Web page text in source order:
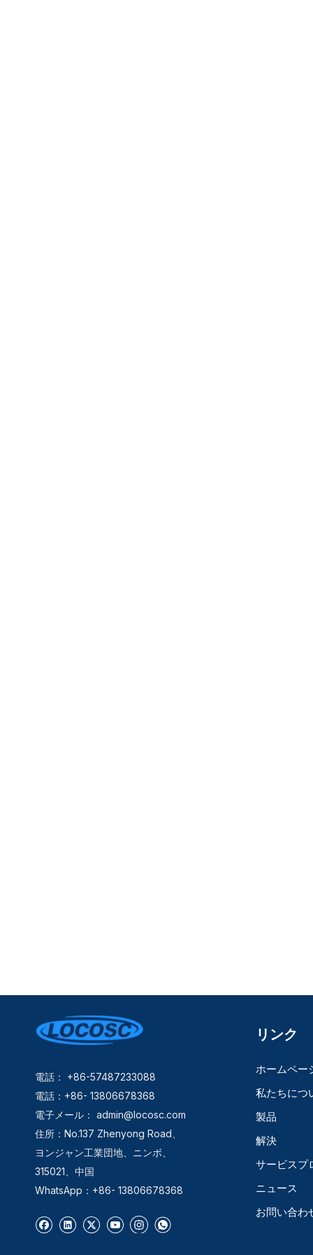
電話： +86-57487233088
電話：+86- 13806678368
電子メール： admin@locosc.com
住所：No.137 Zhenyong Road、
ヨンジャン工業団地、ニンボ、
315021、中国
WhatsApp：+86- 13806678368
リンク
ホームペー
私たちにつ
製品
解決
サービスプ
ニュース
お問い合わ